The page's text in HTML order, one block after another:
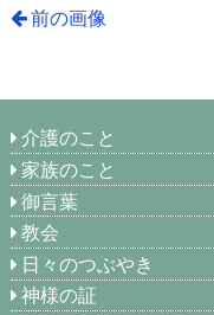
前の画像
介護のこと
家族のこと
御言葉
教会
日々のつぶやき
神様の証